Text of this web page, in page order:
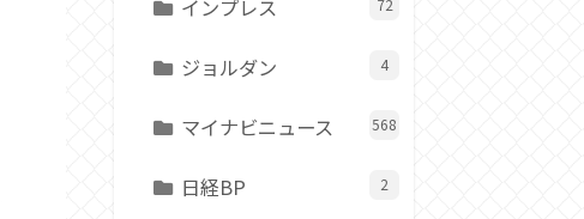
インプレス 72
ジョルダン 4
マイナビニュース 568
日経BP 2